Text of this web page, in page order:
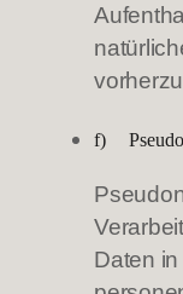
f)
Daten